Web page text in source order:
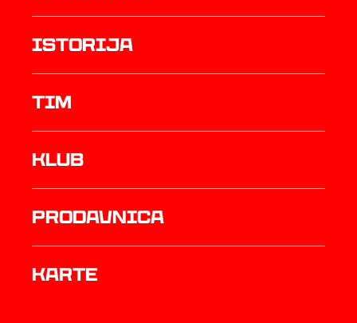
istorija
TIM
Klub
prodavnica
Karte